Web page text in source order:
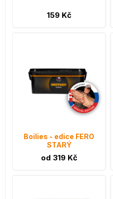
159 Kč
Boilies - edice FERO
STARÝ
od 319 Kč